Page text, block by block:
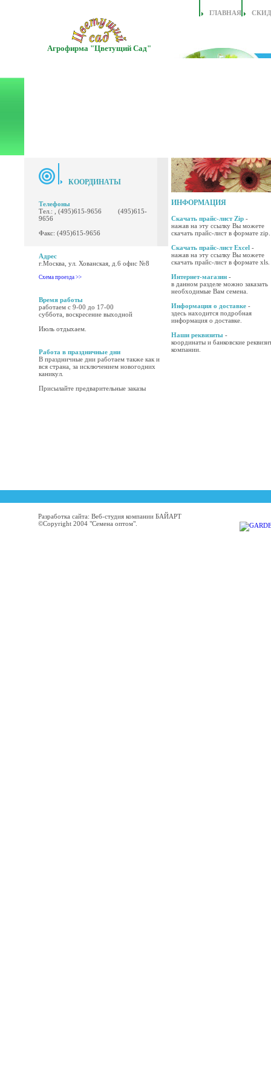
Агрофирма "Цветущий Сад"
ГЛАВНАЯ
КООРДИНАТЫ
Телефоны
Тел.: , (495)615-9656 (495)615-
9656
Факс: (495)615-9656
Адрес
г.Москва, ул. Хованская, д.6 офис №8
Схема проезда >>
Время работы
работаем с 9-00 до 17-00
суббота, воскресение выходной
Июль отдыхаем.
Работа в праздничные дни
В праздничные дни работаем также как и
вся страна, за исключением новогодних
каникул.
Присылайте предварительные заказы
ИНФОРМАЦИЯ
Скачать прайс-лист Zip -
нажав на эту ссылку Вы можете
скачать прайс-лист в формате zip.
Скачать прайс-лист Excel -
нажав на эту ссылку Вы можете
скачать прайс-лист в формате xls.
Интернет-магазин -
в данном разделе можно заказать
необходимые Вам семена.
Информация о доставке -
здесь находится подробная
информация о доставке.
Наши реквизиты -
координаты и банковские
компании.
Разработка сайта: Веб-студия компании БАЙАРТ
©Copyright 2004 "Семена оптом".